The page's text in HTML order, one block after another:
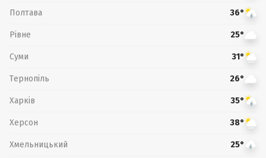
Полтава 36°
Рівне 25°
Суми 31°
Тернопіль 26°
Харків 35°
Херсон 38°
Хмельницький 25°